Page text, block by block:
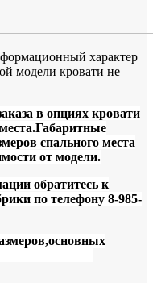
характер
модели кровати не
в опциях кровати
спального места
от модели.
обратитесь к
по телефону 8-985-